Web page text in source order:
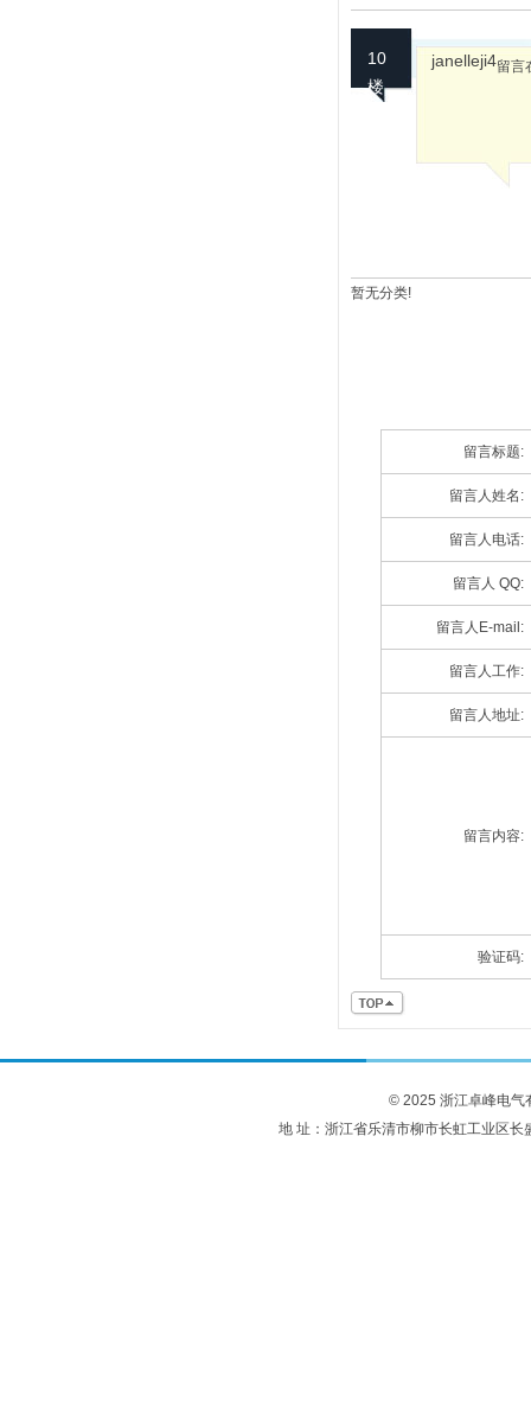
10
楼
janelleji4留言
暂无分类!
留言标题:
留言人姓名:
留言人电话:
留言人 QQ:
留言人E-mail:
留言人工作:
留言人地址:
留言内容:
验证码:
© 2025 浙江卓峰电
地 址：浙江省乐清市柳市长虹工业区